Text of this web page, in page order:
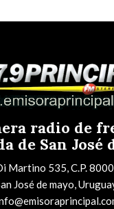
radio de
de San José
Martino 535, C.P.
José de mayo,